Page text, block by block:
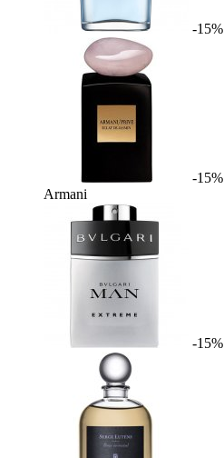
-15%
-15%
Armani
-15%